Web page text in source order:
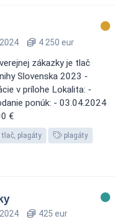
4 250 eur
zákazky je tlač
Slovenska 2023 -
v prílohe Lokalita: -
ponúk: - 03.04.2024
€
plagáty plagáty
425 eur